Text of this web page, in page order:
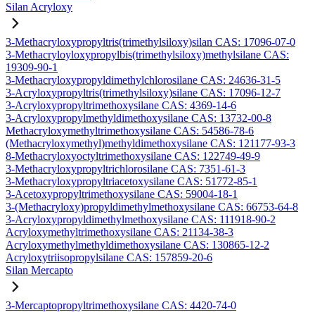
Silan Acryloxy
3-Methacryloxypropyltris(trimethylsiloxy)silan CAS: 17096-07-0
3-Methacryloyloxypropylbis(trimethylsiloxy)methylsilane CAS:
19309-90-1
3-Methacryloxypropyldimethylchlorosilane CAS: 24636-31-5
3-Acryloxypropyltris(trimethylsiloxy)silane CAS: 17096-12-7
3-Acryloxypropyltrimethoxysilane CAS: 4369-14-6
3-Acryloxypropylmethyldimethoxysilane CAS: 13732-00-8
Methacryloxymethyltrimethoxysilane CAS: 54586-78-6
(Methacryloxymethyl)methyldimethoxysilane CAS: 121177-93-3
8-Methacryloxyoctyltrimethoxysilane CAS: 122749-49-9
3-Methacryloxypropyltrichlorosilane CAS: 7351-61-3
3-Methacryloxypropyltriacetoxysilane CAS: 51772-85-1
3-Acetoxypropyltrimethoxysilane CAS: 59004-18-1
3-(Methacryloxy)propyldimethylmethoxysilane CAS: 66753-64-8
3-Acryloxypropyldimethylmethoxysilane CAS: 111918-90-2
Acryloxymethyltrimethoxysilane CAS: 21134-38-3
Acryloxymethylmethyldimethoxysilane CAS: 130865-12-2
Acryloxytriisopropylsilane CAS: 157859-20-6
Silan Mercapto
3-Mercaptopropyltrimethoxysilane CAS: 4420-74-0